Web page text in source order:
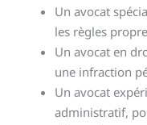
Un avocat
les règles
Un avocat en
une infraction
Un avocat
administratif,